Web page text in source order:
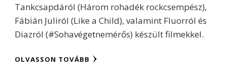
Tankcsapdáról (Három rohadék rockcsempész),
Fábián Juliról (Like a Child), valamint Fluorról és
Diazról (#Sohavégetnemérős) készült filmekkel.
OLVASSON TOVÁBB